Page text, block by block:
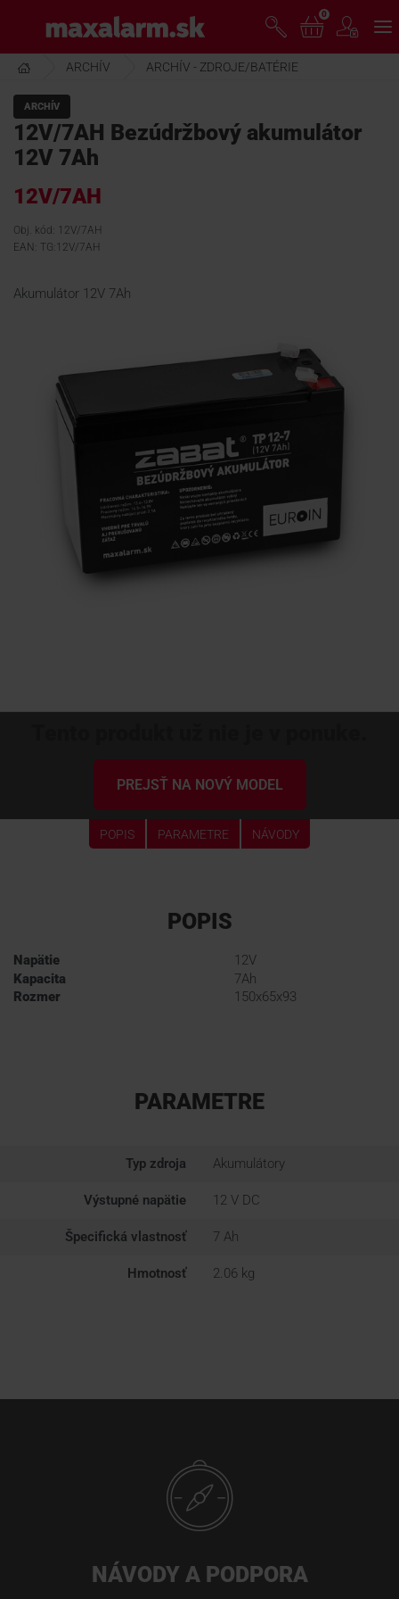
hlavnému
obsahu
www.maxalarm.sk
AKCIA MESIACA
PRODUKTY
PODPORA
KONTAKTY
0
ARCHÍV ARCHÍV - ZDROJE/BATÉRIE
ARCHÍV
12V/7AH Bezúdržbový akumulátor
12V 7Ah
12V/7AH
Obj. kód: 12V/7AH
EAN: TG:12V/7AH
Akumulátor 12V 7Ah
PREJSŤ NA NOVÝ MODEL
POPIS PARAMETRE NÁVODY
POPIS
Napätie
12V
Kapacita
7Ah
Rozmer
150x65x93
PARAMETRE
Typ zdroja Akumulátory
Výstupné napätie 12 V DC
Špecifická vlastnosť 7 Ah
Hmotnosť 2.06 kg
NÁVODY A PODPORA